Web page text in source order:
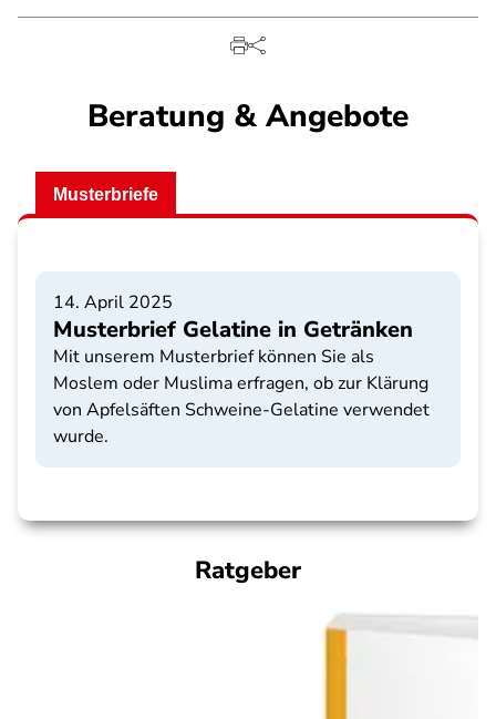
Beratung & Angebote
Musterbriefe
14. April 2025
Musterbrief Gelatine in Getränken
Mit unserem Musterbrief können Sie als
Moslem oder Muslima erfragen, ob zur Klärung
von Apfelsäften Schweine-Gelatine verwendet
wurde.
Ratgeber